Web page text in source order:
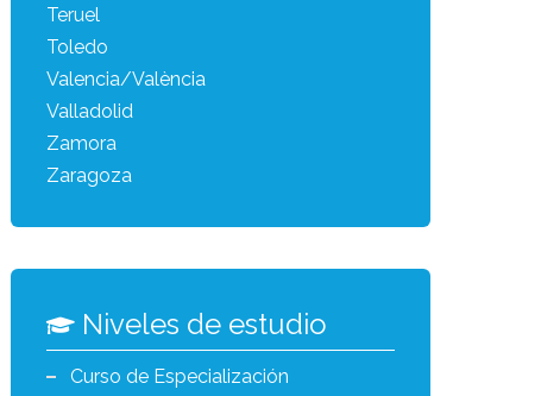
Teruel
Toledo
Valencia/València
Valladolid
Zamora
Zaragoza
Niveles de estudio
Curso de Especialización